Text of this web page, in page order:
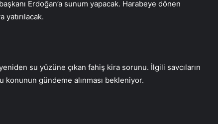
Erdoğan’a sunum yapacak. Harabeye dönen
yatırılacak.
su yüzüne çıkan fahiş kira sorunu. İlgili savcıların
konunun gündeme alınması bekleniyor.